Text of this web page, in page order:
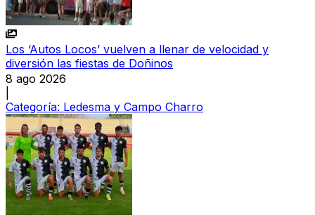
Los ‘Autos Locos’ vuelven a llenar de velocidad y
diversión las fiestas de Doñinos
8 ago 2026
Categoría: Ledesma y Campo Charro